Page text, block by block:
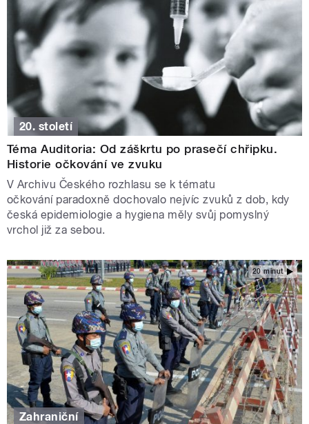
20. století
Téma Auditoria: Od záškrtu po prasečí chřipku.
Historie očkování ve zvuku
V Archivu Českého rozhlasu se k tématu
očkování paradoxně dochovalo nejvíc zvuků z dob, kdy
česká epidemiologie a hygiena měly svůj pomyslný
vrchol již za sebou.
20 minut
Zahraniční